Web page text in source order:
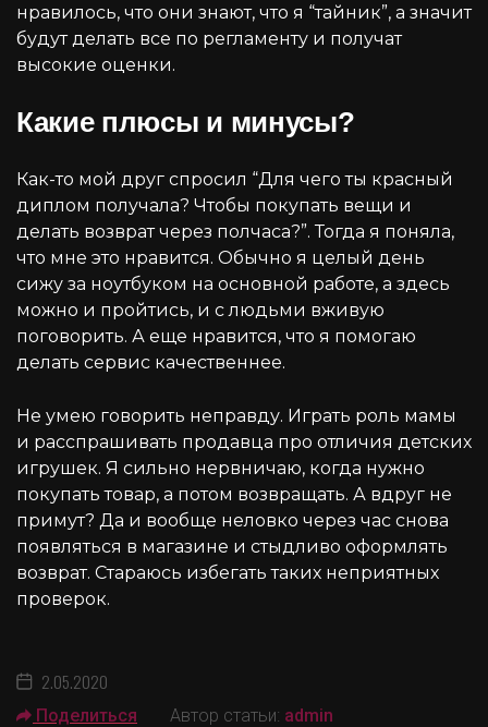
нравилось, что они знают, что я “тайник”, а значит
будут делать все по регламенту и получат
высокие оценки.
Какие плюсы и минусы?
Как-то мой друг спросил “Для чего ты красный
диплом получала? Чтобы покупать вещи и
делать возврат через полчаса?”. Тогда я поняла,
что мне это нравится. Обычно я целый день
сижу за ноутбуком на основной работе, а здесь
можно и пройтись, и с людьми вживую
поговорить. А еще нравится, что я помогаю
делать сервис качественнее.
Не умею говорить неправду. Играть роль мамы
и расспрашивать продавца про отличия детских
игрушек. Я сильно нервничаю, когда нужно
покупать товар, а потом возвращать. А вдруг не
примут? Да и вообще неловко через час снова
появляться в магазине и стыдливо оформлять
возврат. Стараюсь избегать таких неприятных
проверок.
2.05.2020
Поделиться Автор статьи: admin